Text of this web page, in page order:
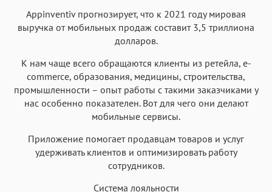
Appinventiv прогнозирует, что к 2021 году мировая
выручка от мобильных продаж составит 3,5 триллиона
долларов.
К нам чаще всего обращаются клиенты из ретейла, e-
commerce, образования, медицины, строительства,
промышленности – опыт работы с такими заказчиками у
нас особенно показателен. Вот для чего они делают
мобильные сервисы.
Приложение помогает продавцам товаров и услуг
удерживать клиентов и оптимизировать работу
сотрудников.
Система лояльности